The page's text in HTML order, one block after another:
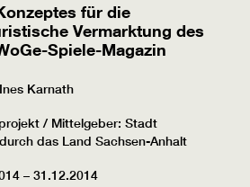
für die
Vermarktung des
Spiele-Magazin
Karnath
/ Mittelgeber: Stadt
das Land Sachsen-Anhalt
– 31.12.2014